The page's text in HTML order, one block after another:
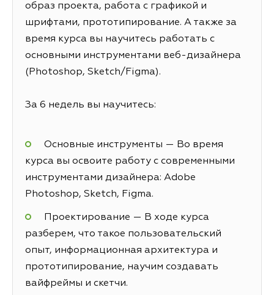
образ проекта, работа с графикой и
шрифтами, прототипирование. А также за
время курса вы научитесь работать с
основными инструментами веб-дизайнера
(Photoshop, Sketch/Figma).
За 6 недель вы научитесь:
Основные инструменты — Во время
курса вы освоите работу с современными
инструментами дизайнера: Adobe
Photoshop, Sketch, Figma.
Проектирование — В ходе курса
разберем, что такое пользовательский
опыт, информационная архитектура и
прототипирование, научим создавать
вайфреймы и скетчи.